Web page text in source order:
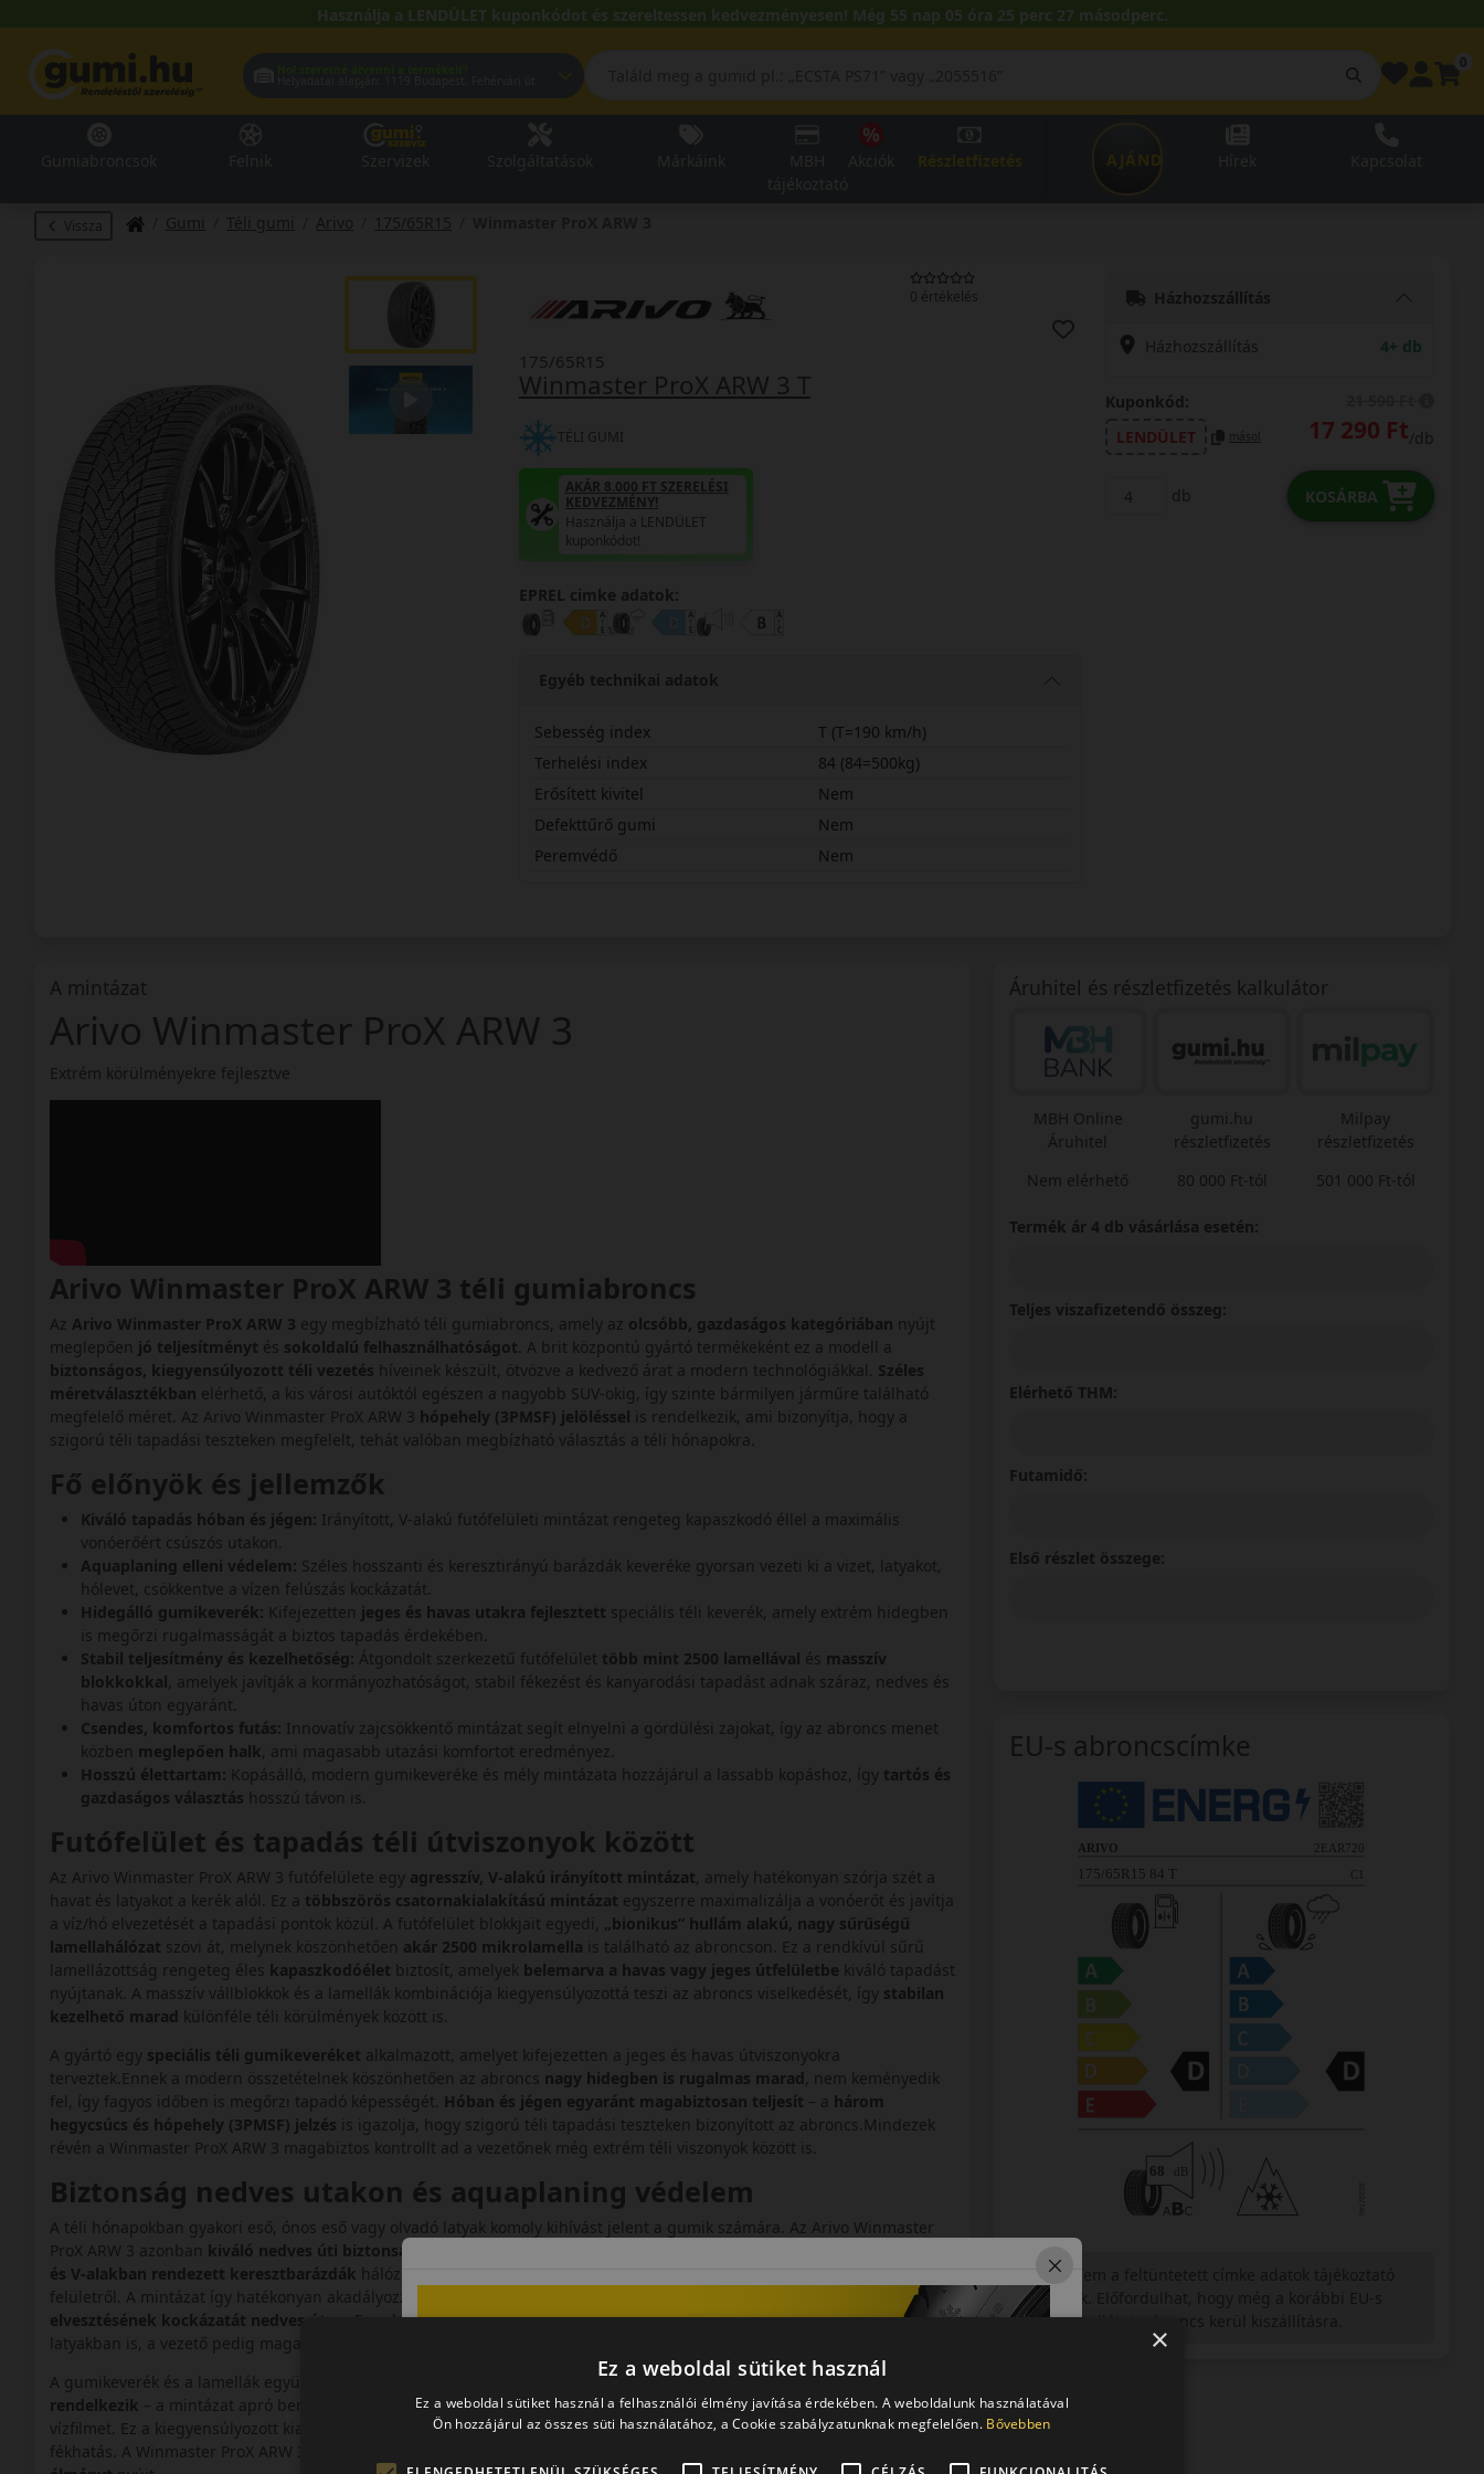
Használja a LENDÜLET kuponkódot és szereltessen kedvezményesen! Még 55 nap 05 óra 25 perc 25 másodperc.
AJÁNDÉKUTALVÁNY
Vissza Gumi Téli gumi Arivo 175/65R15
0 értékelés
Winmaster ProX ARW 3 T
175/65R15
TÉLI GUMI
AKÁR 8.000 FT SZERELÉSI
KEDVEZMÉNY!
Használja a LENDÜLET
kuponkódot!
EPREL cimke adatok:
Egyéb technikai adatok
Sebesség index
T (T=190 km/h)
Terhelési index
84 (84=500kg)
Erősített kivitel
Nem
Defekttűrő gumi
Nem
Peremvédő
Nem
Házhozszállítás
Házhozszállítás 4+ db
Kuponkód:
LENDÜLET
másol 17 290 Ft/db
db KOSÁRBA
A mintázat
Arivo Winmaster ProX ARW 3
Extrém körülményekre fejlesztve
Arivo Winmaster ProX ARW 3 téli gumiabroncs
Az Arivo Winmaster ProX ARW 3 egy megbízható téli gumiabroncs, amely az olcsóbb, gazdaságos kategóriában nyújt
meglepően jó teljesítményt és sokoldalú felhasználhatóságot . A brit központú gyártó termékeként ez a modell a
biztonságos, kiegyensúlyozott téli vezetés híveinek készült, ötvözve a kedvező árat a modern technológiákkal. Széles
méretválasztékban elérhető, a kis városi autóktól egészen a nagyobb SUV-okig, így szinte bármilyen járműre található
megfelelő méret. Az Arivo Winmaster ProX ARW 3 hópehely (3PMSF) jelöléssel is rendelkezik, ami bizonyítja, hogy a
szigorú téli tapadási teszteken megfelelt, tehát valóban megbízható választás a téli hónapokra.
Fő előnyök és jellemzők
Kiváló tapadás hóban és jégen: Irányított, V-alakú futófelületi mintázat rengeteg kapaszkodó éllel a maximális
vonóerőért csúszós utakon.
Aquaplaning elleni védelem: Széles hosszanti és keresztirányú barázdák keveréke gyorsan vezeti ki a vizet, latyakot,
hólevet, csökkentve a vízen felúszás kockázatát.
Hidegálló gumikeverék: Kifejezetten jeges és havas utakra fejlesztett speciális téli keverék, amely extrém hidegben
is megőrzi rugalmasságát a biztos tapadás érdekében.
Stabil teljesítmény és kezelhetőség: Átgondolt szerkezetű futófelület több mint 2500 lamellával és masszív
blokkokkal, amelyek javítják a kormányozhatóságot, stabil fékezést és kanyarodási tapadást adnak száraz, nedves és
havas úton egyaránt.
Csendes, komfortos futás: Innovatív zajcsökkentő mintázat segít elnyelni a gördülési zajokat, így az abroncs menet
közben meglepően halk, ami magasabb utazási komfortot eredményez.
Hosszú élettartam: Kopásálló, modern gumikeveréke és mély mintázata hozzájárul a lassabb kopáshoz, így tartós és
gazdaságos választás hosszú távon is.
Futófelület és tapadás téli útviszonyok között
Az Arivo Winmaster ProX ARW 3 futófelülete egy agresszív, V-alakú irányított mintázat, amely hatékonyan szórja szét a
havat és latyakot a kerék alól. Ez a többszörös csatornakialakítású mintázat egyszerre maximalizálja a vonóerőt és javítja
a víz/hó elvezetését a tapadási pontok közül. A futófelület blokkjait egyedi, „bionikus” hullám alakú, nagy sűrűségű
lamellahálózat szövi át, melynek köszönhetően akár 2500 mikrolamella is található az abroncson. Ez a rendkívül sűrű
lamellázottság rengeteg éles kapaszkodóélet biztosít, amelyek belemarva a havas vagy jeges útfelületbe kiváló tapadást
nyújtanak. A masszív vállblokkok és a lamellák kombinációja kiegyensúlyozottá teszi az abroncs viselkedését, így stabilan
kezelhető marad különféle téli körülmények között is.
A gyártó egy speciális téli gumikeveréket alkalmazott, amelyet kifejezetten a jeges és havas útviszonyokra
terveztek.Ennek a modern összetételnek köszönhetően az abroncs nagy hidegben is rugalmas marad, nem keményedik
fel, így fagyos időben is megőrzi tapadó képességét. Hóban és jégen egyaránt magabiztosan teljesít – a három
hegycsúcs és hópehely (3PMSF) jelzés is igazolja, hogy szigorú téli tapadási teszteken bizonyított az abroncs.Mindezek
révén a Winmaster ProX ARW 3 magabiztos kontrollt ad a vezetőnek még extrém téli viszonyok között is.
Biztonság nedves utakon és aquaplaning védelem
A téli hónapokban gyakori eső, ónos eső vagy olvadó latyak komoly kihívást jelent a gumik számára. Az Arivo Winmaster
ProX ARW 3 azonban kiváló nedves úti biztonságot nyújt
és V-alakban rendezett keresztbarázdák hálózata gondoskodik arról, hogy a víz és latyak gyorsan kiszoruljon a tapadási
felületről. A mintázat így hatékonyan akadályozza meg a
tapadás
elvesztésének kockázatát nedves úton
. Ennek eredményeképp az autóstabilabban irányíthatómarad esőben,
latyakban is, a vezető pedig magabiztosabban fékezhet és manőverezhet csúszós aszfalton.
A gumikeverék és a lamellák együttese nedves aszfalton is segíti a tapadást. Az abroncsjó nedves útfogással
rendelkezik – a mintázat apró bemetszései „megharapják” a vizes útfelületet, míg a nagyobb csatornák elvezetik a
vízfilmet. Ez a kiegyensúlyozott kialakítás biztosítja, hogyszáraz és vizes úton egyarántmegfelelő legyen a stabilitás és a
fékhatás. A Winmaster ProX ARW 3 tehát nem csak hóban, de az átmeneti, esős őszi-téli napokon is
Áruhitel és részletfizetés kalkulátor
MBH Online
Áruhitel
Nem elérhető
gumi.hu
részletfizetés
80 000 Ft-tól
Milpay
részletfizetés
501 000 Ft-tól
Termék ár 4 db vásárlása esetén:
Teljes viszafizetendő összeg:
Elérhető THM:
Futamidő:
Első részlet összege:
EU-s abroncscímke
Figyelem a feltüntetett címke adatok tájékoztató
jellegűek. Előfordulhat, hogy még a korábbi EU-s
címkével ellátott abroncs kerül kiszállításra.
×
Ez a weboldal sütiket használ
Ez a weboldal sütiket használ a felhasználói élmény javítása érdekében. A weboldalunk használatával
Ön hozzájárul az összes süti használatához, a Cookie szabályzatunknak megfelelően. Bővebben